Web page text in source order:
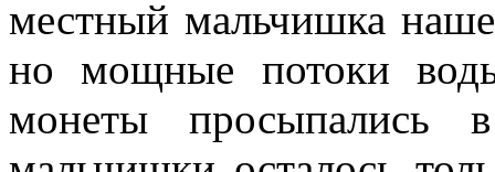
местный мальчишка
но мощные потоки
монеты